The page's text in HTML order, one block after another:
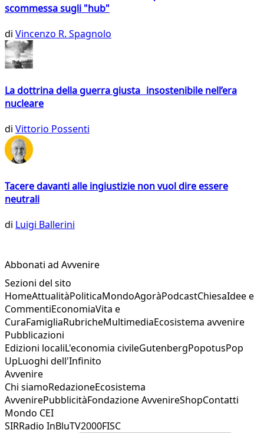
scommessa sugli "hub"
di Vincenzo R. Spagnolo
La dottrina della guerra giusta insostenibile nell’era
nucleare
di Vittorio Possenti
Tacere davanti alle ingiustizie non vuol dire essere
neutrali
di Luigi Ballerini
Abbonati ad Avvenire
Sezioni del sito
HomeAttualitàPoliticaMondoAgoràPodcastChiesaIdee e
CommentiEconomiaVita e
CuraFamigliaRubricheMultimediaEcosistema avvenire
Pubblicazioni
Edizioni localiL'economia civileGutenbergPopotusPop
UpLuoghi dell'Infinito
Avvenire
Chi siamoRedazioneEcosistema
AvvenirePubblicitàFondazione AvvenireShopContatti
Mondo CEI
SIRRadio InBluTV2000FISC